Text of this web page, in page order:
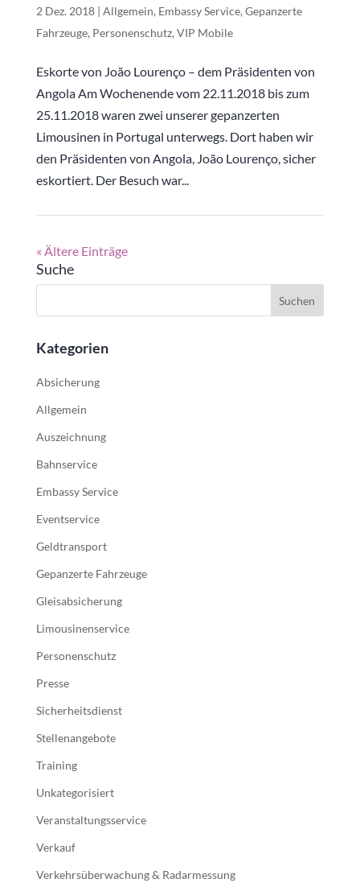
2 Dez. 2018| Allgemein, Embassy Service, Gepanzerte
Fahrzeuge, Personenschutz, VIP Mobile
Eskorte von João Lourenço – dem Präsidenten von
Angola Am Wochenende vom 22.11.2018 bis zum
25.11.2018 waren zwei unserer gepanzerten
Limousinen in Portugal unterwegs. Dort haben wir
den Präsidenten von Angola, João Lourenço, sicher
eskortiert. Der Besuch war...
« Ältere Einträge
Suche
Kategorien
Absicherung
Allgemein
Auszeichnung
Bahnservice
Embassy Service
Eventservice
Geldtransport
Gepanzerte Fahrzeuge
Gleisabsicherung
Limousinenservice
Personenschutz
Presse
Sicherheitsdienst
Stellenangebote
Training
Unkategorisiert
Veranstaltungsservice
Verkauf
Verkehrsüberwachung & Radarmessung